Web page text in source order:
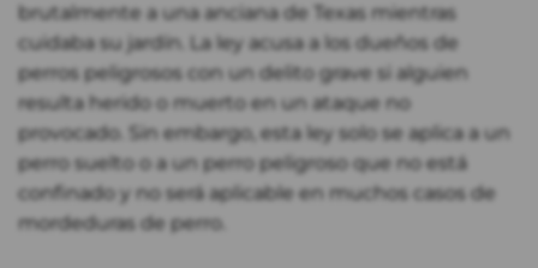
brutalmente a una anciana de Texas mientras
cuidaba su jardín. La ley acusa a los dueños de
perros peligrosos con un delito grave si alguien
resulta herido o muerto en un ataque no
provocado. Sin embargo, esta ley solo se aplica a un
perro suelto o a un perro peligroso que no está
confinado y no será aplicable en muchos casos de
mordeduras de perro.